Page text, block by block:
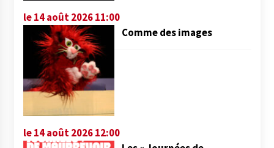
le 14 août 2026 11:00
Comme des images
le 14 août 2026 12:00